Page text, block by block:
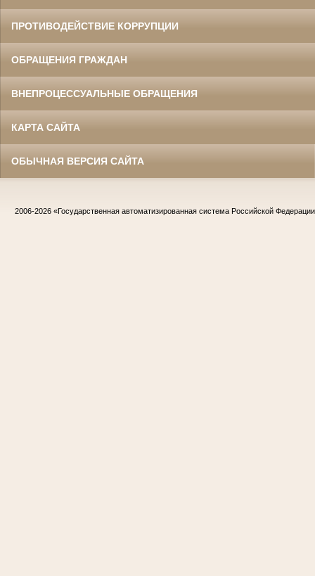
ПРОТИВОДЕЙСТВИЕ КОРРУПЦИИ
ОБРАЩЕНИЯ ГРАЖДАН
ВНЕПРОЦЕССУАЛЬНЫЕ ОБРАЩЕНИЯ
КАРТА САЙТА
ОБЫЧНАЯ ВЕРСИЯ САЙТА
2006-2026 «Государственная автоматизированная система Российской